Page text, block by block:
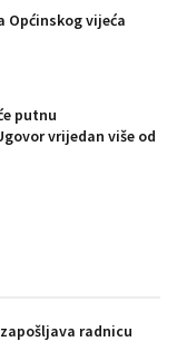
Općinskog vijeća
putnu
vrijedan više od
radnicu